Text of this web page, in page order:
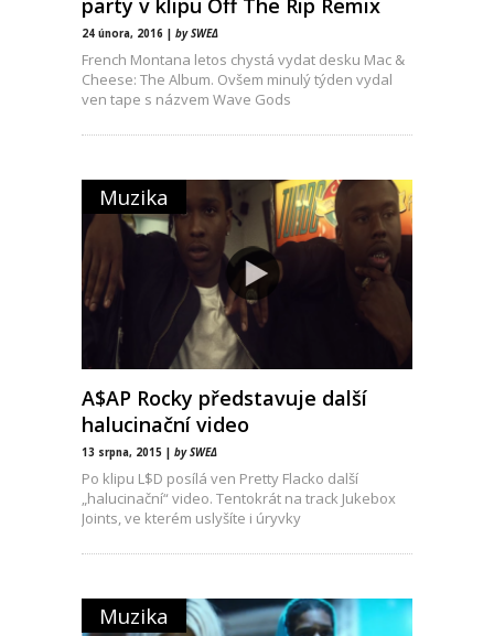
24 února, 2016 | by SWEΔ
French Montana letos chystá vydat desku Mac &
Cheese: The Album. Ovšem minulý týden vydal
ven tape s názvem Wave Gods
Muzika
A$AP Rocky představuje další
halucinační video
13 srpna, 2015 | by SWEΔ
Po klipu L$D posílá ven Pretty Flacko další
„halucinační“ video. Tentokrát na track Jukebox
Joints, ve kterém uslyšíte i úryvky
Muzika